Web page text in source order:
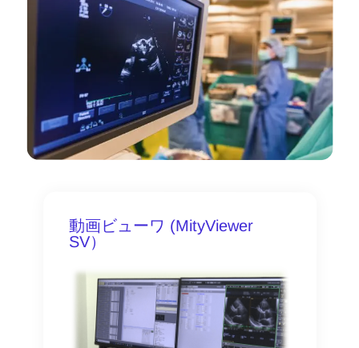
動画ビューワ (MityViewer
SV）